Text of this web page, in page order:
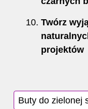
Twórz
projektów
Buty do zielonej